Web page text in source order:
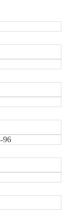
96